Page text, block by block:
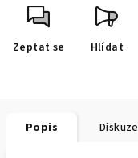
Zeptat se Hlídat
Popis Diskuze